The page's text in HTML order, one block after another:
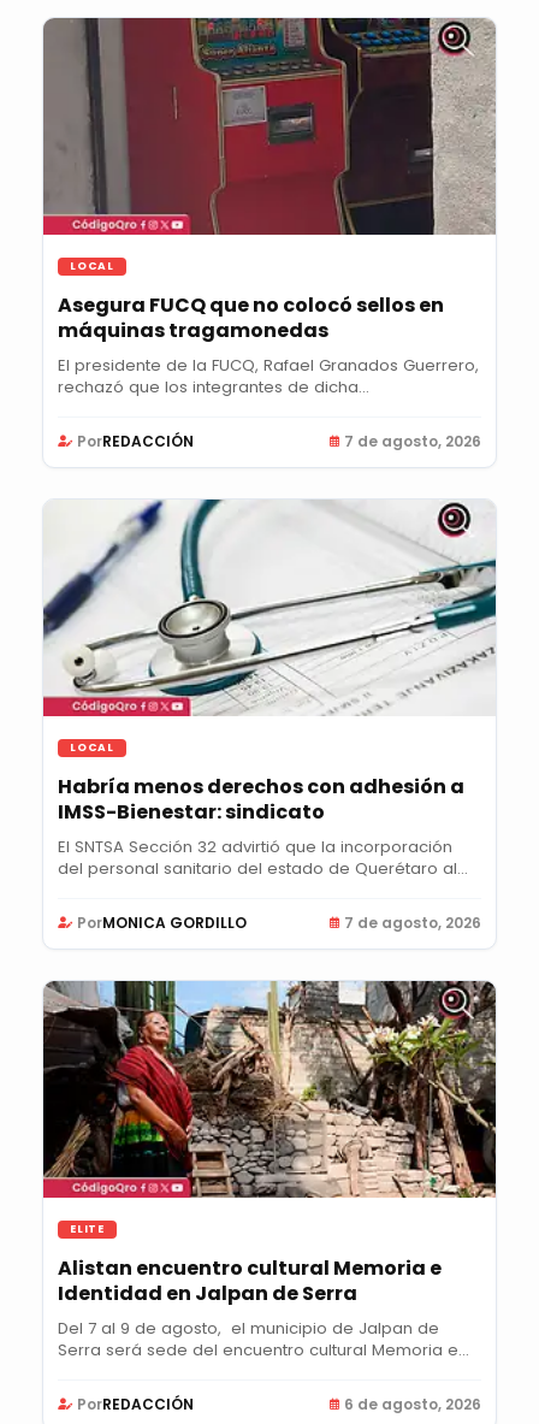
LOCAL
Asegura FUCQ que no colocó sellos en
máquinas tragamonedas
El presidente de la FUCQ, Rafael Granados Guerrero,
rechazó que los integrantes de dicha...
PorREDACCIÓN 7 de agosto, 2026
LOCAL
Habría menos derechos con adhesión a
IMSS-Bienestar: sindicato
El SNTSA Sección 32 advirtió que la incorporación
del personal sanitario del estado de Querétaro al...
PorMONICA GORDILLO 7 de agosto, 2026
ELITE
Alistan encuentro cultural Memoria e
Identidad en Jalpan de Serra
Del 7 al 9 de agosto, el municipio de Jalpan de
Serra será sede del encuentro cultural Memoria e...
PorREDACCIÓN 6 de agosto, 2026